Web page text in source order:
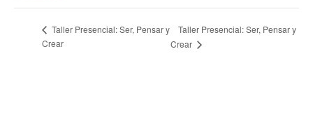
Taller Presencial: Ser, Pensar y
Crear
Taller Presencial: Ser, Pensar y
Crear